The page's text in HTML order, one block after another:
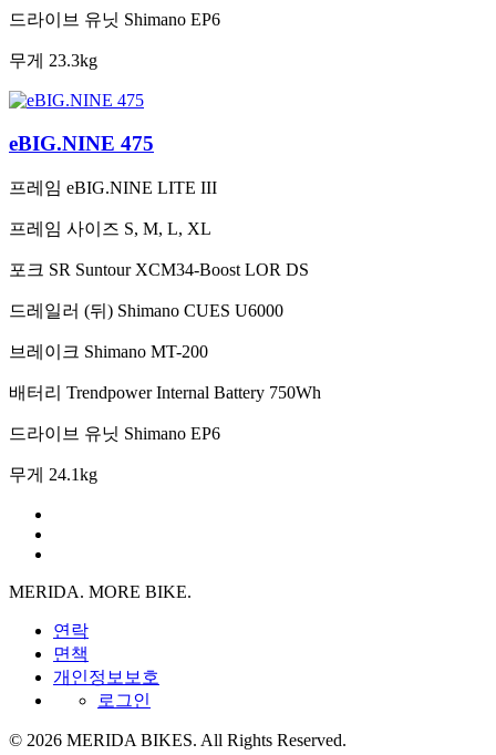
드라이브 유닛 Shimano EP6
무게 23.3kg
eBIG.NINE 475
프레임 eBIG.NINE LITE III
프레임 사이즈 S, M, L, XL
포크 SR Suntour XCM34-Boost LOR DS
드레일러 (뒤) Shimano CUES U6000
브레이크 Shimano MT-200
배터리 Trendpower Internal Battery 750Wh
드라이브 유닛 Shimano EP6
무게 24.1kg
MERIDA. MORE BIKE.
연락
면책
개인정보보호
로그인
© 2026 MERIDA BIKES. All Rights Reserved.